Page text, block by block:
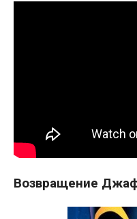
Возвращение